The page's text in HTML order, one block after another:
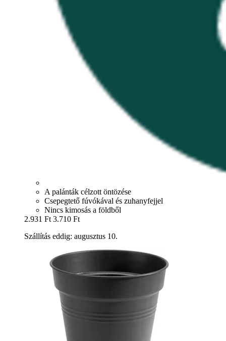
A palánták célzott öntözése
Csepegtető fúvókával és zuhanyfejjel
Nincs kimosás a földből
2.931 Ft 3.710 Ft
Szállítás eddig: augusztus 10.